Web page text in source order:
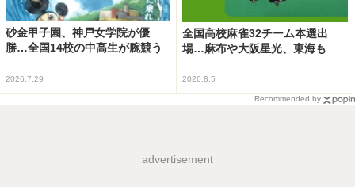
砂金甲子園、神戸女学院が優
勝…全国14校の中高生が腕競う
2026.7.29
全国高校麻雀32チーム本選出
場…麻布や大阪星光、東海も
2026.8.5
Recommended by
advertisement